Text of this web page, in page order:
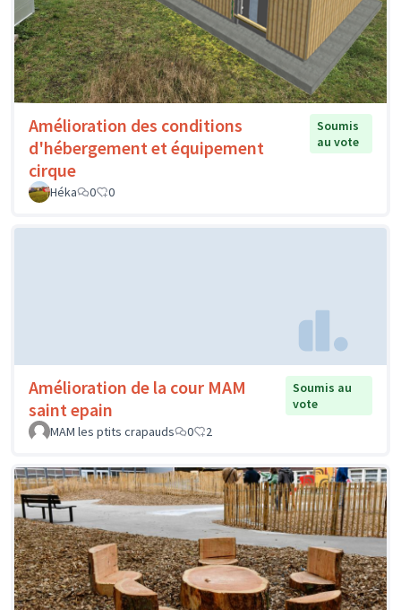
Amélioration des conditions
d'hébergement et équipement
cirque
Soumis
au vote
Héka 0 0
Amélioration de la cour MAM
saint epain
Soumis au
vote
MAM les ptits crapauds
0 2